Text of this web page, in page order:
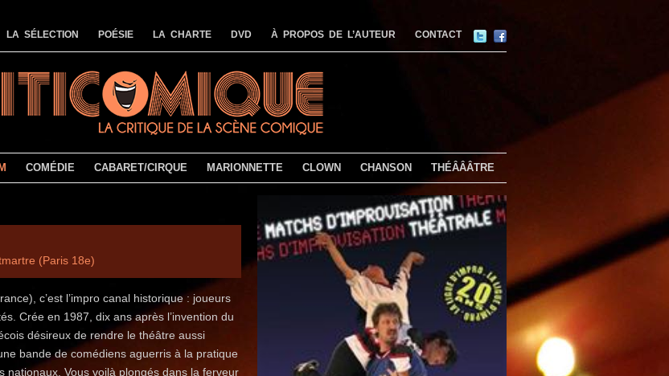
LA SÉLECTION POÉSIE LA CHARTE DVD À PROPOS DE L’AUTEUR CONTACT
COMÉDIE CABARET/CIRQUE MARIONNETTE CLOWN CHANSON THÉÂÂÂTRE
(Paris 18e)
c’est l’impro canal historique : joueurs
Crée en 1987, dix ans après l’invention du
désireux de rendre le théâtre aussi
bande de comédiens aguerris à la pratique
nationaux. Vous voilà plongés dans la ferveur